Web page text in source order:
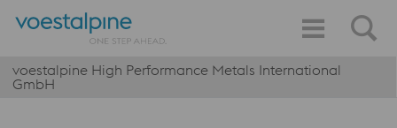
voestalpine High Performance Metals International
GmbH